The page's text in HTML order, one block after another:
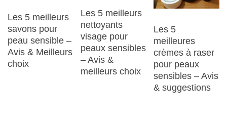
Les 5 meilleurs
savons pour
peau sensible –
Avis & Meilleurs
choix
Les 5 meilleurs
nettoyants
visage pour
peaux sensibles
– Avis &
meilleurs choix
Les 5
meilleures
crèmes à raser
pour peaux
sensibles – Avis
& suggestions